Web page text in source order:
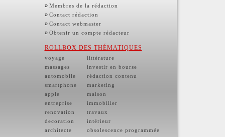
» Membres de la rédaction
» Contact rédaction
» Contact webmaster
» Obtenir un compte rédacteur
ROLLBOX DES THÉMATIQUES
voyage
massages
automobile
smartphone
apple
entreprise
renovation
decoration
architecte
littérature
investir en bourse
rédaction contenu
marketing
maison
immobilier
travaux
intérieur
obsolescence programmée